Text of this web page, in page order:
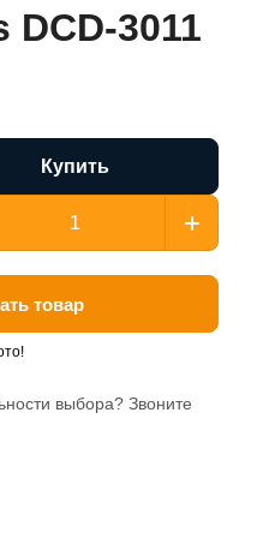
3011
Купить
товар
выбора? Звоните